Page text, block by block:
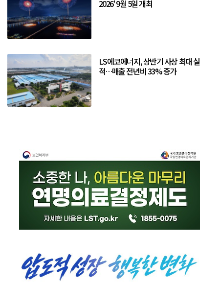
2026' 9월 5일 개최
LS에코에너지, 상반기 사상 최대 실
적…매출 전년비 33% 증가